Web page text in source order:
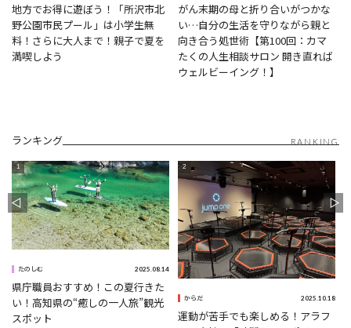
地方でお得に遊ぼう！「所沢市北
野公園市民プール」は小学生無
料！さらに大人まで！親子で夏を
満喫しよう
がん末期の母と折り合いがつかな
い…自分の生活を守りながら親と
向き合う処世術【第100回：カマ
たくの人生相談サロン 開き直れば
ウェルビーイング！】
ランキング RANKING
たのしむ 2025.08.14
県庁職員おすすめ！この夏行きた
い！高知県の“癒しの一人旅”観光
スポット
からだ 2025.10.18
運動が苦手でも楽しめる！アラフ